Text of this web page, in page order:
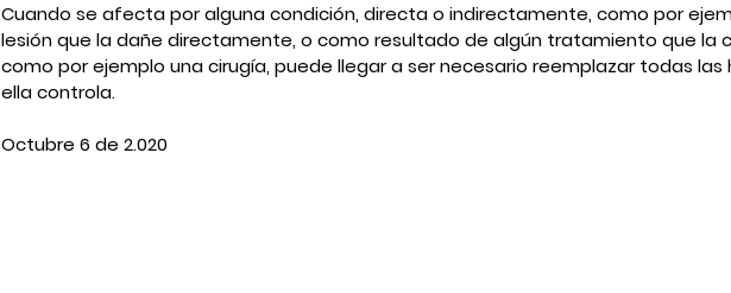
Cuando se afecta por alguna condición, directa o indirectamente, como por
lesión que la dañe directamente, o como resultado de algún tratamiento que la
como por ejemplo una cirugía, puede llegar a ser necesario reemplazar todas las
ella controla.
Octubre 6 de 2.020